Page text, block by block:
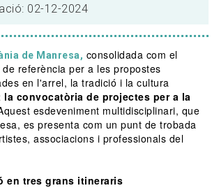
02-12-2024
de Manresa, consolidada com el
referència per a les propostes
en l'arrel, la tradició i la cultura
la convocatòria de projectes per a la
esdeveniment multidisciplinari, que
es presenta com un punt de trobada
associacions i professionals del
en tres grans itineraris